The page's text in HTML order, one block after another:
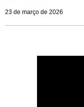
23 de março de 2026